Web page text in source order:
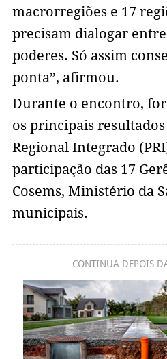
macrorregiões e 17
precisam dialogar
poderes. Só assim
ponta”, afirmou.
Durante o encontro,
os principais
Regional Integrado
participação das 17
Cosems, Ministério da
municipais.
CONTINUA DEPOIS